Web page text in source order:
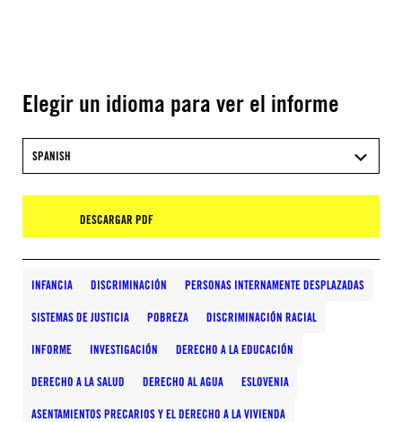
Elegir un idioma para ver el informe
SPANISH
DESCARGAR PDF
INFANCIA DISCRIMINACIÓN PERSONAS INTERNAMENTE DESPLAZADAS
SISTEMAS DE JUSTICIA POBREZA DISCRIMINACIÓN RACIAL
INFORME INVESTIGACIÓN DERECHO A LA EDUCACIÓN
DERECHO A LA SALUD DERECHO AL AGUA ESLOVENIA
ASENTAMIENTOS PRECARIOS Y EL DERECHO A LA VIVIENDA